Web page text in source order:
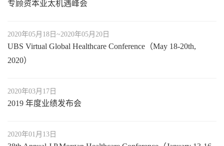
专顾资本亚太机遇峰会
2020年05月18日~2020年05月20日
UBS Virtual Global Healthcare Conference（May 18-20th,
2020）
2020年03月17日
2019 年度业绩发布会
2020年01月13日